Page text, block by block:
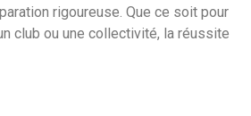
rigoureuse. Que ce soit pour
club ou une collectivité, la réussite